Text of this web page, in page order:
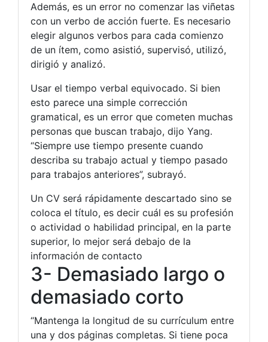
Además, es un error no comenzar las viñetas
con un verbo de acción fuerte. Es necesario
elegir algunos verbos para cada comienzo
de un ítem, como asistió, supervisó, utilizó,
dirigió y analizó.
Usar el tiempo verbal equivocado. Si bien
esto parece una simple corrección
gramatical, es un error que cometen muchas
personas que buscan trabajo, dijo Yang.
“Siempre use tiempo presente cuando
describa su trabajo actual y tiempo pasado
para trabajos anteriores”, subrayó.
Un CV será rápidamente descartado sino se
coloca el título, es decir cuál es su profesión
o actividad o habilidad principal, en la parte
superior, lo mejor será debajo de la
información de contacto
3- Demasiado largo o
demasiado corto
“Mantenga la longitud de su currículum entre
una y dos páginas completas. Si tiene poca